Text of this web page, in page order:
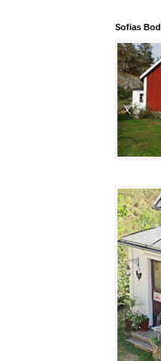
Sofias Bod